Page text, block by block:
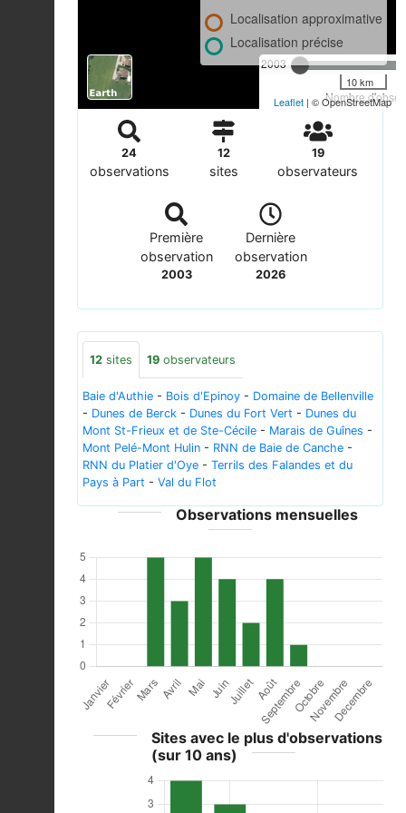
2003
Nombre
Localisation approximative
Localisation précise
10 km
Leaflet | © OpenStreetMap
24
observations
12
sites
19
observateurs
Première
observation
2003
Dernière
observation
2026
12 sites 19 observateurs
Baie d'Authie - Bois d'Epinoy - Domaine de Bellenville
- Dunes de Berck - Dunes du Fort Vert - Dunes du
Mont St-Frieux et de Ste-Cécile - Marais de Guînes -
Mont Pelé-Mont Hulin - RNN de Baie de Canche -
RNN du Platier d'Oye - Terrils des Falandes et du
Pays à Part - Val du Flot
Observations mensuelles
Sites avec le plus d'observations
(sur 10 ans)